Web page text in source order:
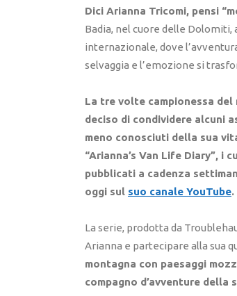
Dici Arianna Tricomi, pensi
Badia, nel cuore delle
internazionale, dove
selvaggia e l’emozione si
La tre volte campionessa del
deciso di condividere alcuni
meno conosciuti della sua
“Arianna’s Van Life Diary”, i
pubblicati a cadenza
oggi sul suo canale YouTube.
La serie, prodotta da
Arianna e partecipare alla sua
montagna con paesaggi
compagno d’avventure